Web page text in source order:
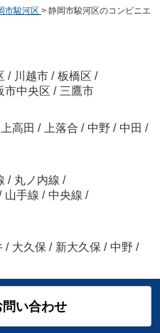
市駿河区 > 静岡市駿河区のコンビニエ
/ 川越市 / 板橋区 /
市中央区 / 三鷹市
上高田 / 上落合 / 中野 / 中田 /
/ 丸ノ内線 /
山手線 / 中央線 /
/ 大久保 / 新大久保 / 中野 /
い合わせ